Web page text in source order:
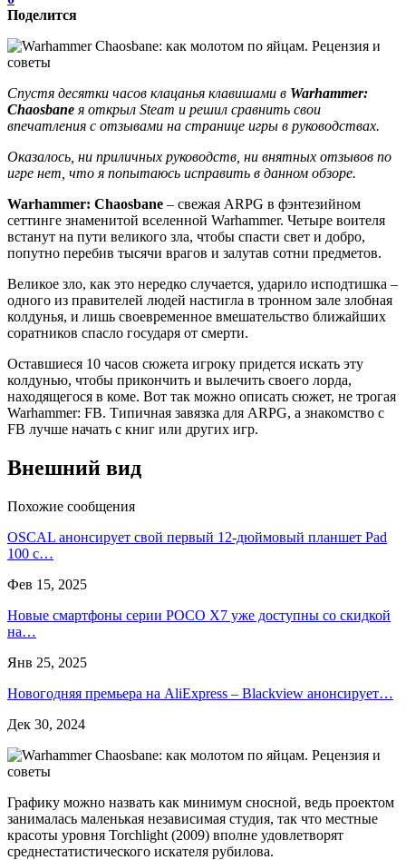
Поделится
Спустя десятки часов клацанья клавишами в Warhammer:
Chaosbane я открыл Steam и решил сравнить свои
впечатления с отзывами на странице игры в руководствах.
Оказалось, ни приличных руководств, ни внятных отзывов по
игре нет, что я попытаюсь исправить в данном обзоре.
Warhammer: Chaosbane – свежая ARPG в фэнтезийном
сеттинге знаменитой вселенной Warhammer. Четыре воителя
встанут на пути великого зла, чтобы спасти свет и добро,
попутно перебив тысячи врагов и залутав сотни предметов.
Великое зло, как это нередко случается, ударило исподтишка –
одного из правителей людей настигла в тронном зале злобная
колдунья, и лишь своевременное вмешательство ближайших
соратников спасло государя от смерти.
Оставшиеся 10 часов сюжета игроку придется искать эту
колдунью, чтобы прикончить и вылечить своего лорда,
находящегося в коме. Вот так можно описать сюжет, не трогая
Warhammer: FB. Типичная завязка для ARPG, а знакомство с
FB лучше начать с книг или других игр.
Внешний вид
Похожие сообщения
OSCAL анонсирует свой первый 12-дюймовый планшет Pad
100 с…
Фев 15, 2025
Новые смартфоны серии POCO X7 уже доступны со скидкой
на…
Янв 25, 2025
Новогодняя премьера на AliExpress – Blackview анонсирует…
Дек 30, 2024
Графику можно назвать как минимум сносной, ведь проектом
занималась маленькая независимая студия, так что местные
красоты уровня Torchlight (2009) вполне удовлетворят
среднестатистического искателя рубилова.